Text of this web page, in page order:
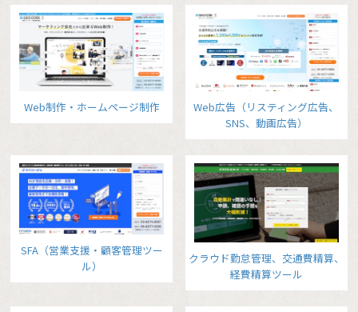
Web制作・ホームページ制作
Web広告（リスティング広告、
SNS、動画広告）
SFA（営業支援・顧客管理ツー
ル）
クラウド勤怠管理、交通費精算、
経費精算ツール